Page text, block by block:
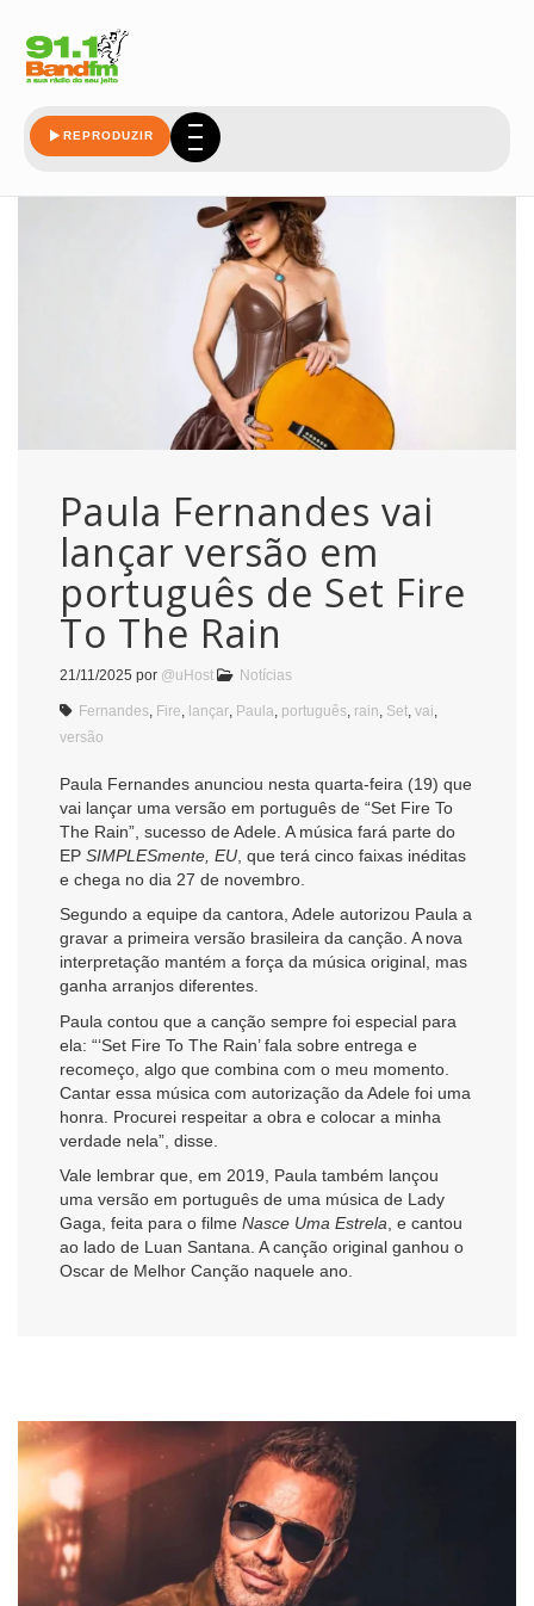
REPRODUZIR
Paula Fernandes vai
lançar versão em
português de Set Fire
To The Rain
21/11/2025 por @uHost Notícias
Fernandes Fire lançar Paula português rain Set vai
versão
Paula Fernandes anunciou nesta quarta-feira (19) que
vai lançar uma versão em português de “Set Fire To
The Rain”, sucesso de Adele. A música fará parte do
EP SIMPLESmente, EU , que terá cinco faixas inéditas
e chega no dia 27 de novembro.
Segundo a equipe da cantora, Adele autorizou Paula a
gravar a primeira versão brasileira da canção. A nova
interpretação mantém a força da música original, mas
ganha arranjos diferentes.
Paula contou que a canção sempre foi especial para
ela: “‘Set Fire To The Rain’ fala sobre entrega e
recomeço, algo que combina com o meu momento.
Cantar essa música com autorização da Adele foi uma
honra. Procurei respeitar a obra e colocar a minha
verdade nela”, disse.
Vale lembrar que, em 2019, Paula também lançou
uma versão em português de uma música de Lady
Gaga, feita para o filme Nasce Uma Estrela , e cantou
ao lado de Luan Santana. A canção original ganhou o
Oscar de Melhor Canção naquele ano.